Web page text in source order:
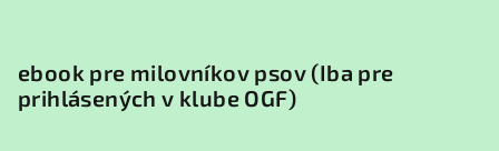
ebook pre milovníkov psov (Iba pre
prihlásených v klube OGF)